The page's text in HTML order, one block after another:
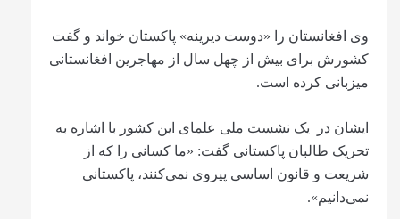
وی افغانستان را «دوست دیرینه» پاکستان خواند و گفت
کشورش برای بیش از چهل سال از مهاجرین افغانستانی
میزبانی کرده است.
ایشان در یک نشست ملی علمای این کشور با اشاره به
تحریک طالبان پاکستانی گفت: «ما کسانی را که از
شریعت و قانون اساسی پیروی نمی‌کنند، پاکستانی
نمی‌دانیم».